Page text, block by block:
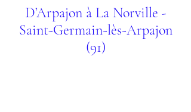
D’Arpajon à La Norville -
Saint-Germain-lès-Arpajon
(91)